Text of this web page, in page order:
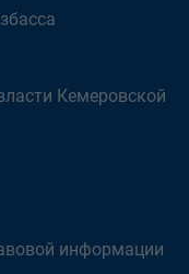
Кемеровской
информации